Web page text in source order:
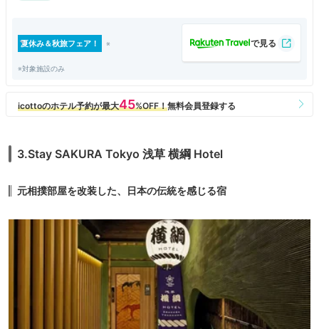
夏休み＆秋旅フェア！
※対象施設のみ
3.Stay SAKURA Tokyo 浅草 横綱 Hotel
元相撲部屋を改装した、日本の伝統を感じる宿